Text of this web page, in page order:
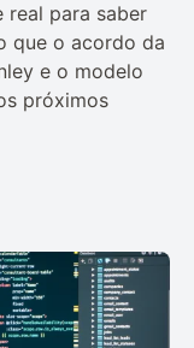
para saber
que o acordo da
e o modelo
próximos